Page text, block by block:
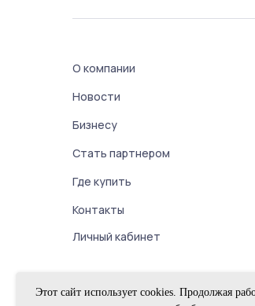
Бизнесу
Стать партнером
О компании
Новости
Где купить
Контакты
Личный кабинет
Этот сайт использует cookies. Продолжая